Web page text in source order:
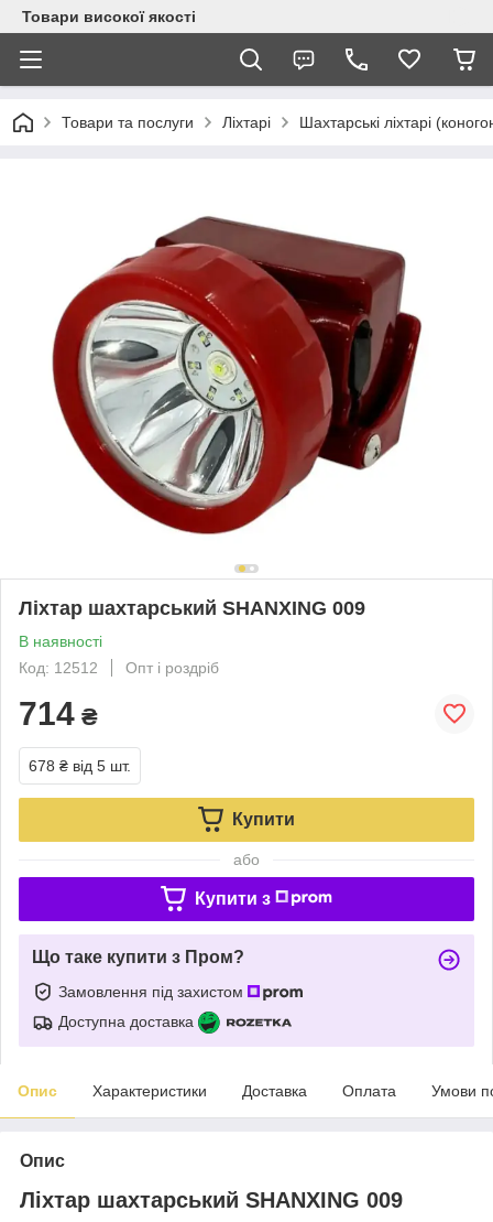
Товари високої якості
Товари та послуги Ліхтарі Шахтарські ліхтарі
Ліхтар шахтарський SHANXING 009
В наявності
Код: 12512
Опт і роздріб
714 ₴
678 ₴ від 5 шт.
Купити
або
Купити з
Що таке купити з Пром?
Замовлення під захистом
Доступна доставка
Опис Характеристики Доставка Оплата Умови
Опис
Ліхтар шахтарський SHANXING 009